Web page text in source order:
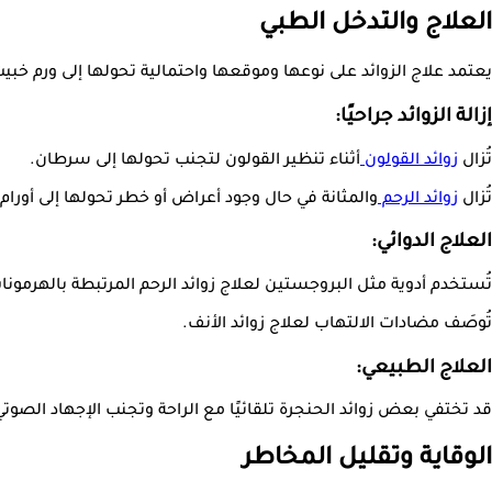
العلاج والتدخل الطبي
يعتمد علاج الزوائد على نوعها وموقعها واحتمالية تحولها إلى ورم
إزالة الزوائد جراحيًا:
تُزال زوائد القولونأثناء تنظير القولون لتجنب تحولها إلى سرطان.
تُزال زوائد الرحموالمثانة في حال وجود أعراض أو خطر تحولها إلى
العلاج الدوائي:
تُستخدم أدوية مثل البروجستين لعلاج زوائد الرحم المرتبطة
تُوصَف مضادات الالتهاب لعلاج زوائد الأنف.
العلاج الطبيعي:
قد تختفي بعض زوائد الحنجرة تلقائيًا مع الراحة وتجنب الإجهاد
الوقاية وتقليل المخاطر